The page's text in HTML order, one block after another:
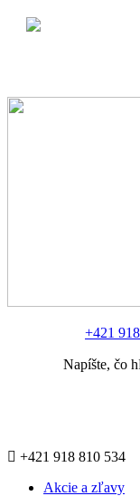
+421
Napíšte, čo
+421 918 810 534
Akcie a zľavy